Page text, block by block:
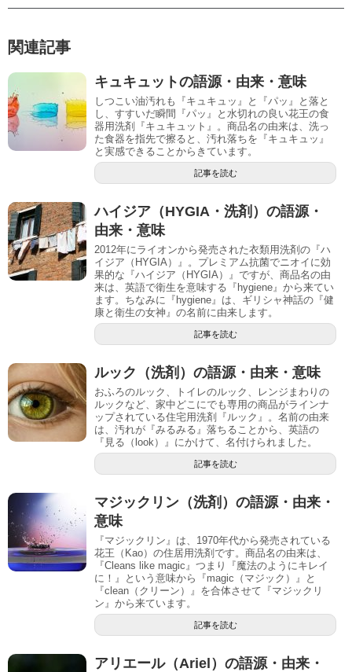
関連記事
キュキュットの語源・由来・意味
しつこい油汚れも『キュキュッ』と『パッ』と落と
し、すすいだ瞬間『パッ』と水切れの良い花王の食
器用洗剤『キュキュット』。商品名の由来は、洗っ
た食器を指先で擦ると、汚れ落ちを『キュキュッ』
と実感できることからきています。
記事を読む
ハイジア（HYGIA・洗剤）の語源・
由来・意味
2012年にライオンから発売された衣類用洗剤の『ハ
イジア（HYGIA）』。プレミアム抗菌でニオイに効
果的な『ハイジア（HYGIA）』ですが、商品名の由
来は、英語で衛生を意味する『hygiene』から来てい
ます。ちなみに『hygiene』は、ギリシャ神話の『健
康と衛生の女神』の名前に由来します。
記事を読む
ルック（洗剤）の語源・由来・意味
おふろのルック、トイレのルック、レンジまわりの
ルックなど、家中どこにでも専用の商品がラインナ
ップされている住宅用洗剤『ルック』。名前の由来
は、汚れが『みるみる』落ちることから、英語の
『見る（look）』にかけて、名付けられました。
記事を読む
マジックリン（洗剤）の語源・由来・
意味
『マジックリン』は、1970年代から発売されている
花王（Kao）の住居用洗剤です。商品名の由来は、
『Cleans like magic』つまり『魔法のようにキレイ
に！』という意味から『magic（マジック）』と
『clean（クリーン）』を合体させて『マジックリ
ン』から来ています。
記事を読む
アリエール（Ariel）の語源・由来・